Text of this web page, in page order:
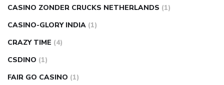
CASINO ZONDER CRUCKS NETHERLANDS (1)
CASINO-GLORY INDIA (1)
CRAZY TIME (4)
CSDINO (1)
FAIR GO CASINO (1)